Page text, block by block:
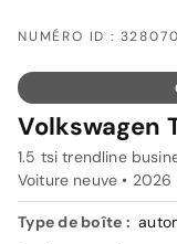
NUMÉRO ID : 328070
Volkswagen
1.5 tsi trendline
Voiture neuve • 2026
Type de boîte :